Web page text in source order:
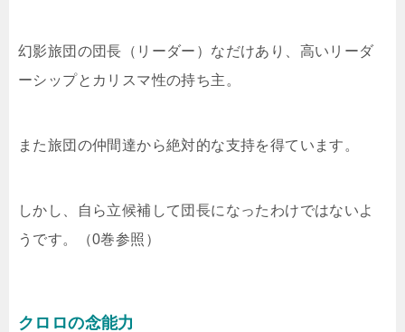
幻影旅団の団長（リーダー）なだけあり、高いリーダ
ーシップとカリスマ性の持ち主。
また旅団の仲間達から絶対的な支持を得ています。
しかし、自ら立候補して団長になったわけではないよ
うです。（0巻参照）
クロロの念能力